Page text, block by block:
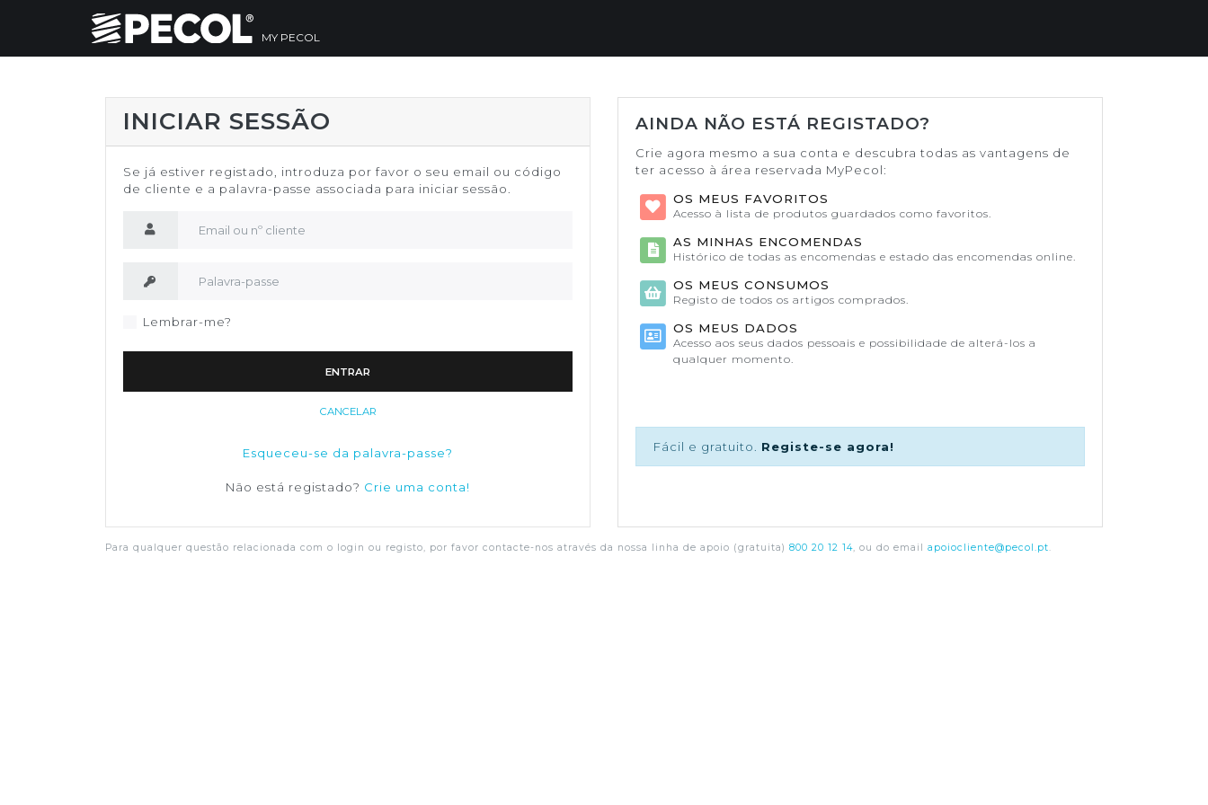
MY PECOL
INICIAR SESSÃO
Se já estiver registado, introduza por favor o seu email ou código
de cliente e a palavra-passe associada para iniciar sessão.
Lembrar-me?
ENTRAR
CANCELAR
Esqueceu-se da palavra-passe?
Não está registado? Crie uma conta!
AINDA NÃO ESTÁ REGISTADO?
Crie agora mesmo a sua conta e descubra todas as vantagens de
ter acesso à área reservada MyPecol:
OS MEUS FAVORITOS
Acesso à lista de produtos guardados como favoritos.
AS MINHAS ENCOMENDAS
Histórico de todas as encomendas e estado das encomendas online.
OS MEUS CONSUMOS
Registo de todos os artigos comprados.
OS MEUS DADOS
Acesso aos seus dados pessoais e possibilidade de alterá-los a
qualquer momento.
Fácil e gratuito. Registe-se agora!
Para qualquer questão relacionada com o login ou registo, por favor contacte-nos através da nossa linha de apoio (gratuita) 800 20 12 14, ou do email apoiocliente@pecol.pt.